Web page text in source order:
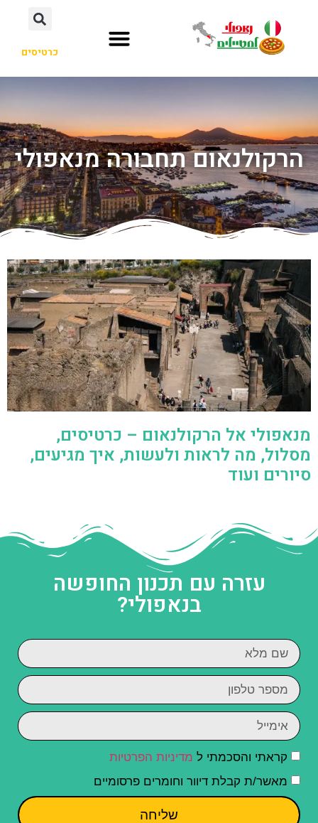
כרטיסים
הרקולנאום תחבורה מנאפולי
מנאפולי אל הרקולנאום – כרטיסים,
מסלול, מה לראות ולעשות, איך מגיעים,
סיורים ועוד
עזרה עם תכנון החופשה
בנאפולי?
קראתי והסכמתי ל מדיניות הפרטיות
מאשר/ת קבלת דיוור וחומרים פרסומיים
שליחה